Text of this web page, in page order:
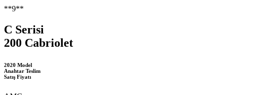
**9**
C Serisi
200 Cabriolet
2020 Model
Anahtar Teslim
Satış Fiyatı